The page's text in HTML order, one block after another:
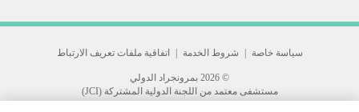
سياسة خاصة شروط الخدمة اتفاقية ملفات تعريف الارتباط
© 2026 بمرونجراد الدولي
مستشفى معتمد من اللجنة الدولية المشتركة (JCI)